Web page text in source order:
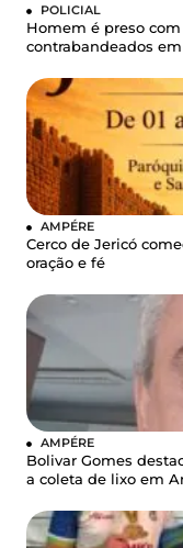
POLICIAL
Homem é preso
contrabandeados
AMPÉRE
Cerco de Jericó
oração e fé
AMPÉRE
Bolivar Gomes
a coleta de lixo em